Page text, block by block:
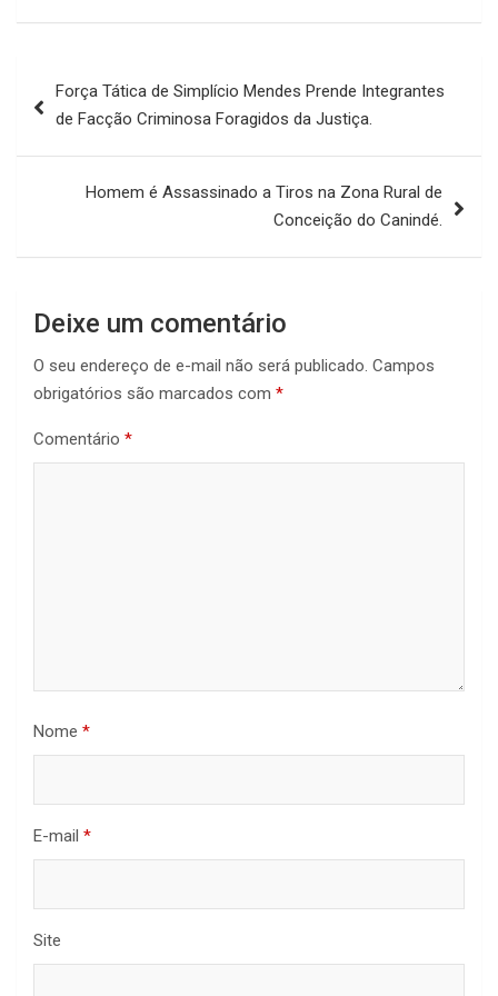
de
Força Tática de Simplício Mendes Prende Integrantes
de Facção Criminosa Foragidos da Justiça.
Homem é Assassinado a Tiros na Zona Rural de
Conceição do Canindé.
Deixe um comentário
O seu endereço de e-mail não será publicado. Campos
obrigatórios são marcados com *
Comentário *
Nome *
E-mail *
Site